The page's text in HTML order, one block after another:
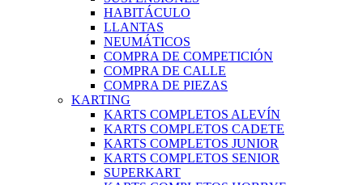
HABITÁCULO
LLANTAS
NEUMÁTICOS
COMPRA DE COMPETICIÓN
COMPRA DE CALLE
COMPRA DE PIEZAS
KARTING
KARTS COMPLETOS ALEVÍN
KARTS COMPLETOS CADETE
KARTS COMPLETOS JUNIOR
KARTS COMPLETOS SENIOR
SUPERKART